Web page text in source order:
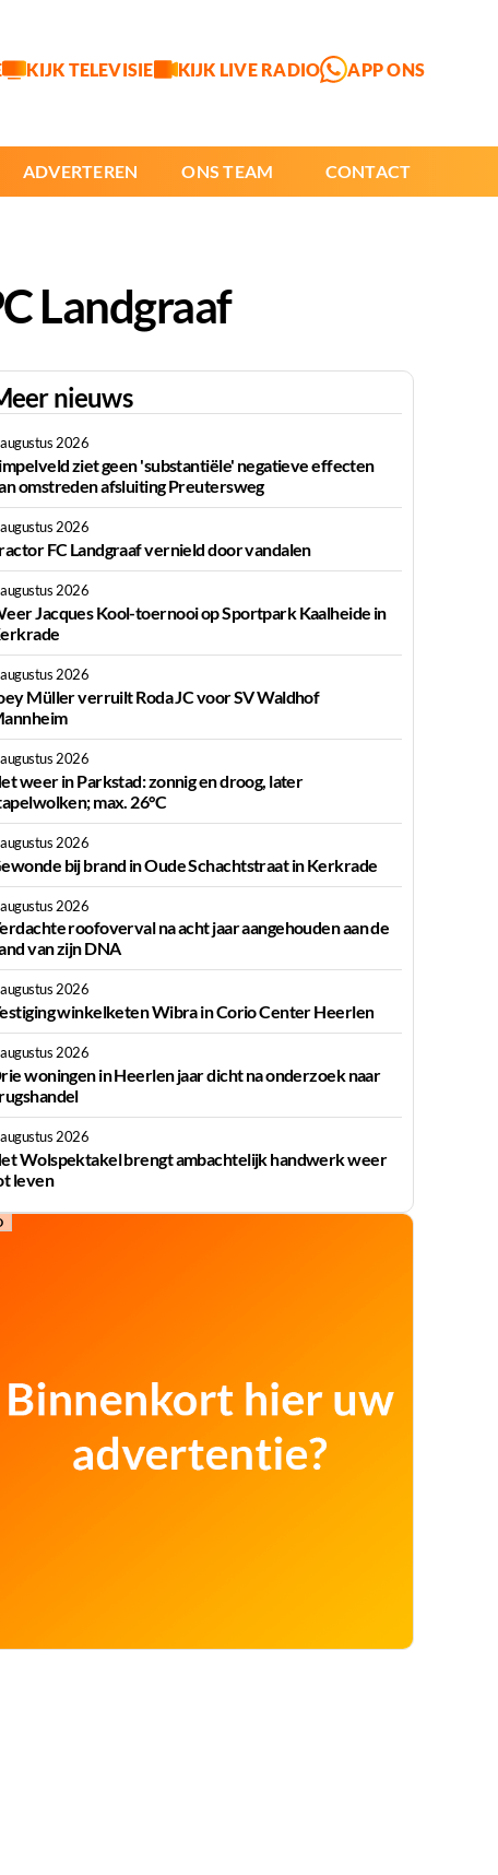
KIJK TELEVISIE KIJK LIVE RADIO APP ONS
ADVERTEREN ONS TEAM CONTACT
Landgraaf
nieuws
2026
ziet geen 'substantiële' negatieve effecten
omstreden afsluiting Preutersweg
2026
FC Landgraaf vernield door vandalen
2026
Jacques Kool-toernooi op Sportpark Kaalheide in
2026
Müller verruilt Roda JC voor SV Waldhof
2026
weer in Parkstad: zonnig en droog, later
max. 26°C
2026
bij brand in Oude Schachtstraat in Kerkrade
2026
roofoverval na acht jaar aangehouden aan de
van zijn DNA
2026
winkelketen Wibra in Corio Center Heerlen
2026
woningen in Heerlen jaar dicht na onderzoek naar
2026
Wolspektakel brengt ambachtelijk handwerk weer
leven